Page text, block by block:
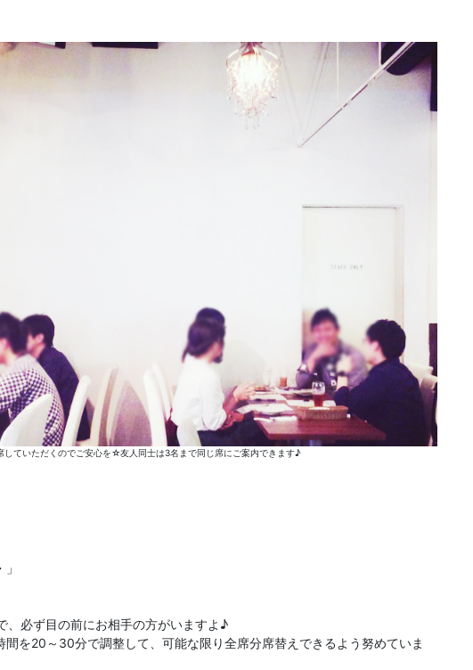
していただくのでご安心を☆友人同士は3名まで同じ席にご案内できます♪
、必ず目の前にお相手の方がいますよ♪
を20～30分で調整して、可能な限り全席分席替えできるよう努めていま